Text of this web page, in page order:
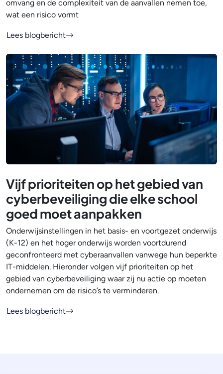
omvang en de complexiteit van de aanvallen nemen toe,
wat een risico vormt
Lees blogbericht
Vijf prioriteiten op het gebied van
cyberbeveiliging die elke school
goed moet aanpakken
Onderwijsinstellingen in het basis- en voortgezet onderwijs
(K-12) en het hoger onderwijs worden voortdurend
geconfronteerd met cyberaanvallen vanwege hun beperkte
IT-middelen. Hieronder volgen vijf prioriteiten op het
gebied van cyberbeveiliging waar zij nu actie op moeten
ondernemen om de risico’s te verminderen.
Lees blogbericht